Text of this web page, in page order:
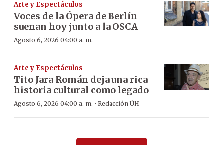
Arte y Espectáculos
Voces de la Ópera de Berlín
suenan hoy junto a la OSCA
Agosto 6, 2026 04:00 a. m.
Arte y Espectáculos
Tito Jara Román deja una rica
historia cultural como legado
Agosto 6, 2026 04:00 a. m. · Redacción ÚH